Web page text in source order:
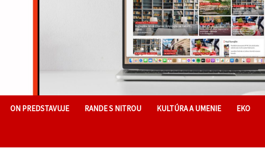
ON PREDSTAVUJE RANDE S NITROU KULTÚRA A UMENIE EKO